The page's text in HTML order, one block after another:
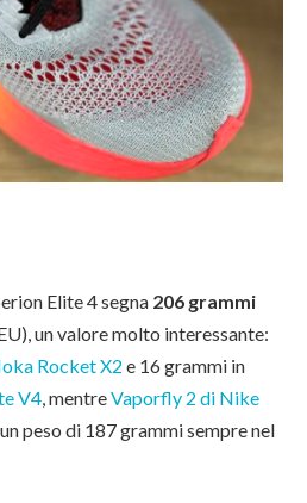
Elite 4 segna 206 grammi
un valore molto interessante:
Rocket X2 e 16 grammi in
V4, mentreVaporfly 2 di Nike
peso di 187 grammi sempre nel